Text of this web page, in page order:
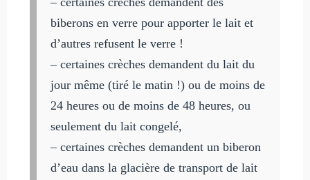
biberons en verre pour apporter le lait et
d’autres refusent le verre !
– certaines crèches demandent du lait du
jour même (tiré le matin !) ou de moins de
24 heures ou de moins de 48 heures, ou
seulement du lait congelé,
– certaines crèches demandent un biberon
d’eau dans la glacière de transport de lait